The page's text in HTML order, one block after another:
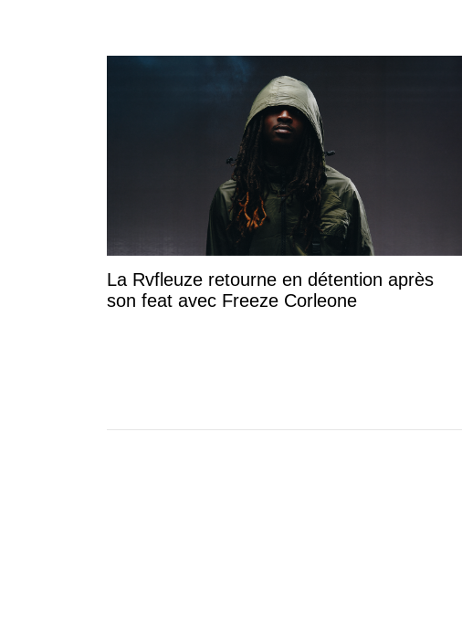
La Rvfleuze retourne en détention après
son feat avec Freeze Corleone